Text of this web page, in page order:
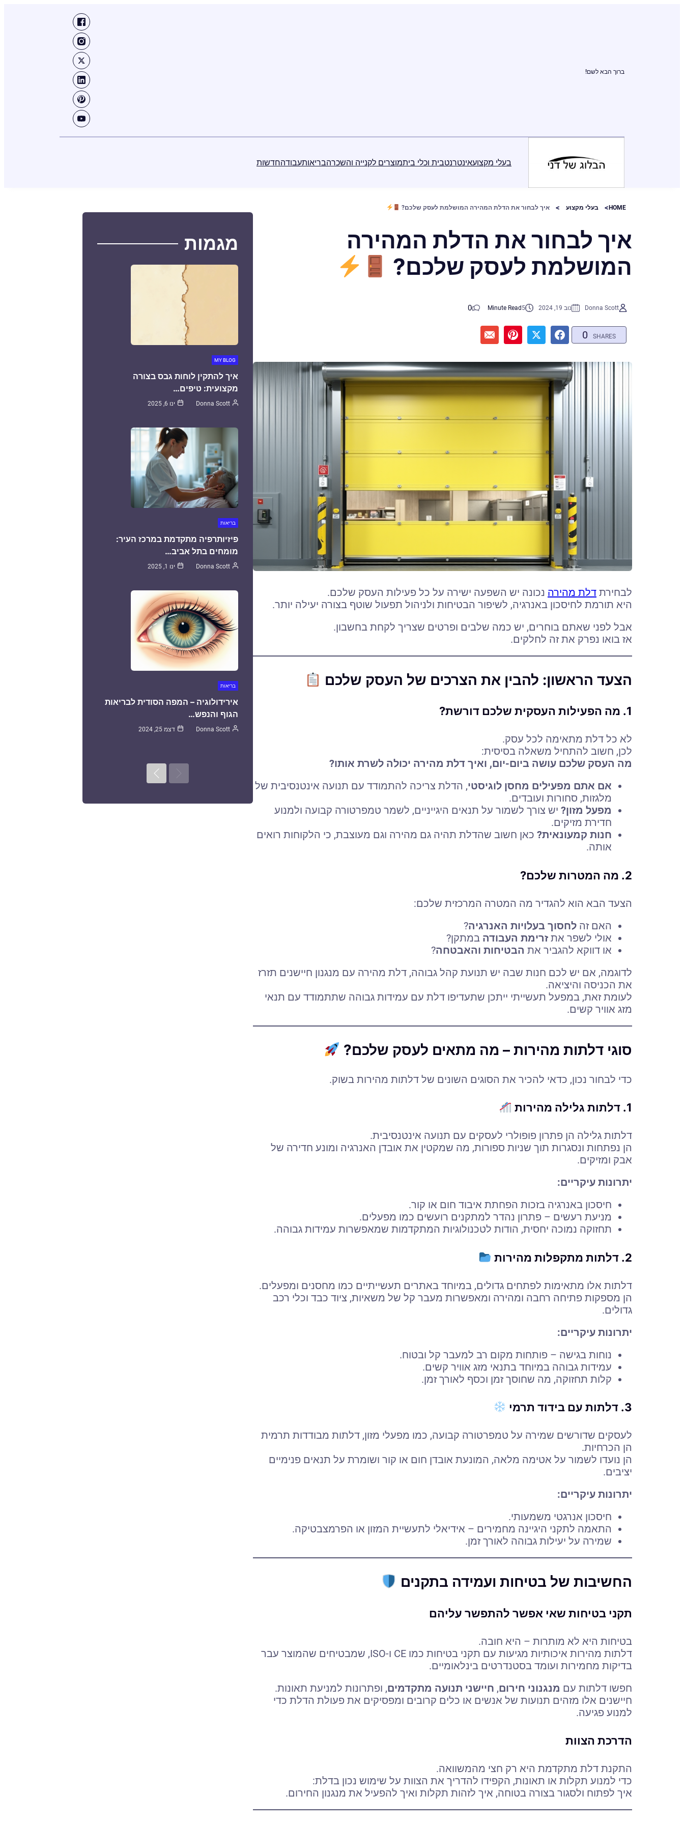
ברוך הבא לשם!
בעלי מקצועאינטרנטבית וכלי ביתמוצרים לקנייה והשכרהבריאותעבודהחדשות
HOME בעלי מקצוע איך לבחור את הדלת המהירה המושלמת לעסק שלכם?
איך לבחור את הדלת המהירה
המושלמת לעסק שלכם?
Donna Scott נוב 19, 2024 5
Minute Read
0
0 SHARES
לבחירת דלת מהירה נכונה יש השפעה ישירה על כל פעילות העסק שלכם.
היא תורמת לחיסכון באנרגיה, לשיפור הבטיחות ולניהול תפעול שוטף בצורה יעילה יותר.
אבל לפני שאתם בוחרים, יש כמה שלבים ופרטים שצריך לקחת בחשבון.
אז בואו נפרק את זה לחלקים.
הצעד הראשון: להבין את הצרכים של העסק שלכם
1. מה הפעילות העסקית שלכם דורשת?
לא כל דלת מתאימה לכל עסק.
לכן, חשוב להתחיל משאלה בסיסית:
מה העסק שלכם עושה ביום-יום, ואיך דלת מהירה יכולה לשרת אותו?
אם אתם מפעילים מחסן לוגיסטי, הדלת צריכה להתמודד עם תנועה אינטנסיבית של
מלגזות, סחורות ועובדים.
מפעל מזון? יש צורך לשמור על תנאים היגייניים, לשמר טמפרטורה קבועה ולמנוע
חדירת מזיקים.
חנות קמעונאית? כאן חשוב שהדלת תהיה גם מהירה וגם מעוצבת, כי הלקוחות רואים
אותה.
2. מה המטרות שלכם?
הצעד הבא הוא להגדיר מה המטרה המרכזית שלכם:
האם זה לחסוך בעלויות האנרגיה?
אולי לשפר את זרימת העבודה במתקן?
או דווקא להגביר את הבטיחות והאבטחה?
לדוגמה, אם יש לכם חנות שבה יש תנועת קהל גבוהה, דלת מהירה עם מנגנון חיישנים תזרז
את הכניסה והיציאה.
לעומת זאת, במפעל תעשייתי ייתכן שתעדיפו דלת עם עמידות גבוהה שתתמודד עם תנאי
מזג אוויר קשים.
סוגי דלתות מהירות – מה מתאים לעסק שלכם?
כדי לבחור נכון, כדאי להכיר את הסוגים השונים של דלתות מהירות בשוק.
1. דלתות גלילה מהירות
דלתות גלילה הן פתרון פופולרי לעסקים עם תנועה אינטנסיבית.
הן נפתחות ונסגרות תוך שניות ספורות, מה שמקטין את אובדן האנרגיה ומונע חדירה של
אבק ומזיקים.
יתרונות עיקריים:
חיסכון באנרגיה בזכות הפחתת איבוד חום או קור.
מניעת רעשים – פתרון נהדר למתקנים רועשים כמו מפעלים.
תחזוקה נמוכה יחסית, הודות לטכנולוגיות המתקדמות שמאפשרות עמידות גבוהה.
2. דלתות מתקפלות מהירות
דלתות אלו מתאימות לפתחים גדולים, במיוחד באתרים תעשייתיים כמו מחסנים ומפעלים.
הן מספקות פתיחה רחבה ומהירה ומאפשרות מעבר קל של משאיות, ציוד כבד וכלי רכב
גדולים.
יתרונות עיקריים:
נוחות בגישה – פותחות מקום רב למעבר קל ובטוח.
עמידות גבוהה במיוחד בתנאי מזג אוויר קשים.
קלות תחזוקה, מה שחוסך זמן וכסף לאורך זמן.
3. דלתות עם בידוד תרמי
לעסקים שדורשים שמירה על טמפרטורה קבועה, כמו מפעלי מזון, דלתות מבודדות תרמית
הן הכרחיות.
הן נועדו לשמור על אטימה מלאה, המונעת אובדן חום או קור ושומרת על תנאים פנימיים
יציבים.
יתרונות עיקריים:
חיסכון אנרגטי משמעותי.
התאמה לתקני היגיינה מחמירים – אידיאלי לתעשיית המזון או הפרמצבטיקה.
שמירה על יעילות גבוהה לאורך זמן.
החשיבות של בטיחות ועמידה בתקנים
תקני בטיחות שאי אפשר להתפשר עליהם
בטיחות היא לא מותרות – היא חובה.
דלתות מהירות איכותיות מגיעות עם תקני בטיחות כמו CE ו-ISO, שמבטיחים שהמוצר עבר
בדיקות מחמירות ועומד בסטנדרטים בינלאומיים.
חפשו דלתות עם מנגנוני חירום, חיישני תנועה מתקדמים, ופתרונות למניעת תאונות.
חיישנים אלו מזהים תנועות של אנשים או כלים קרובים ומפסיקים את פעולת הדלת כדי
למנוע פגיעה.
הדרכת הצוות
התקנת דלת מתקדמת היא רק חצי מהמשוואה.
כדי למנוע תקלות או תאונות, הקפידו להדריך את הצוות על שימוש נכון בדלת:
איך לפתוח ולסגור בצורה בטוחה, איך לזהות תקלות ואיך להפעיל את מנגנון החירום.
מגמות
MY BLOG
איך להתקין לוחות גבס בצורה
מקצועית: טיפים…
Donna Scott ינו 6, 2025
בריאות
פיזיותרפיה מתקדמת במרכז העיר:
מומחים בתל אביב…
Donna Scott ינו 1, 2025
בריאות
אירידולוגיה – המפה הסודית לבריאות
הגוף והנפש…
Donna Scott דצמ 25, 2024
Previous
Next